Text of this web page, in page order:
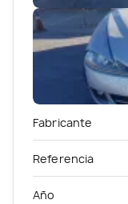
Fabricante
Referencia
Año